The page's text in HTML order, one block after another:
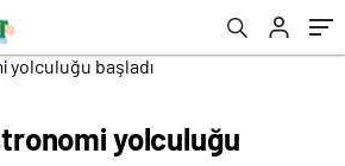
yolculuğu